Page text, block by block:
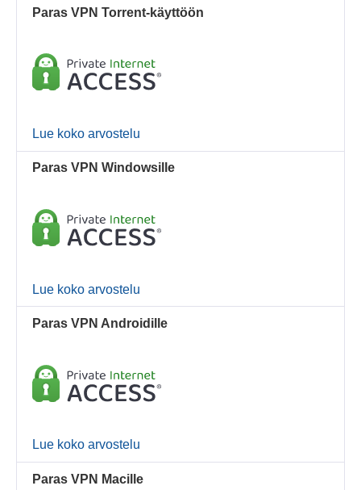
Paras VPN Torrent-käyttöön
Lue koko arvostelu
Paras VPN Windowsille
Lue koko arvostelu
Paras VPN Androidille
Lue koko arvostelu
Paras VPN Macille